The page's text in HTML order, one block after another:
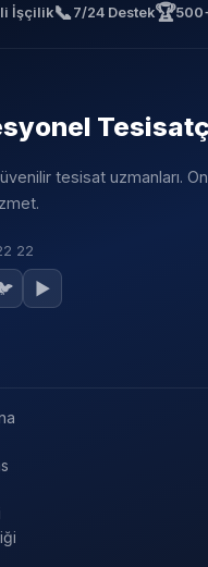
İşçilik📞 7/24 Destek🏆
tesisat uzmanları.
22
▶️